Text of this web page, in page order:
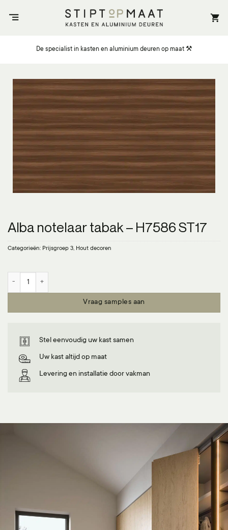
naar
De specialist in kasten en aluminium deuren op maat ⚒️
Alba notelaar tabak – H7586 ST17
Categorieën: Prijsgroep 3, Hout decoren
Alba notelaar tabak - H7586 ST17 aantal
Vraag samples aan
Stel eenvoudig uw kast samen
Uw kast altijd op maat
Levering en installatie door vakman